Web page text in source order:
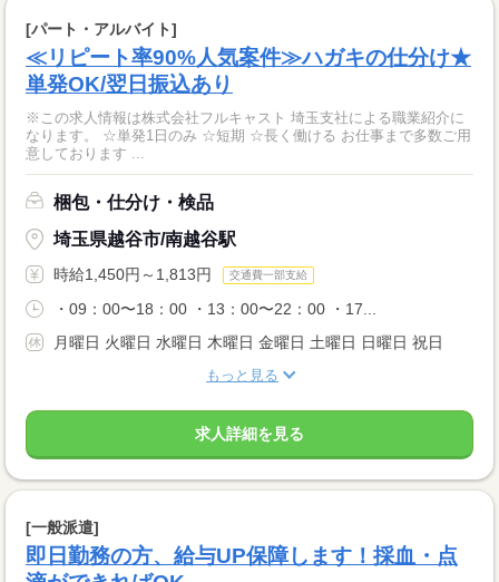
[パート・アルバイト]
≪リピート率90%人気案件≫ハガキの仕分け★
単発OK/翌日振込あり
※この求人情報は株式会社フルキャスト 埼玉支社による職業紹介に
なります。 ☆単発1日のみ ☆短期 ☆長く働ける お仕事まで多数ご用
意しております ...
梱包・仕分け・検品
埼玉県越谷市/南越谷駅
時給1,450円～1,813円 交通費一部支給
・09：00〜18：00 ・13：00〜22：00 ・17...
月曜日 火曜日 水曜日 木曜日 金曜日 土曜日 日曜日 祝日
もっと見る
求人詳細を見る
[一般派遣]
即日勤務の方、給与UP保障します！採血・点